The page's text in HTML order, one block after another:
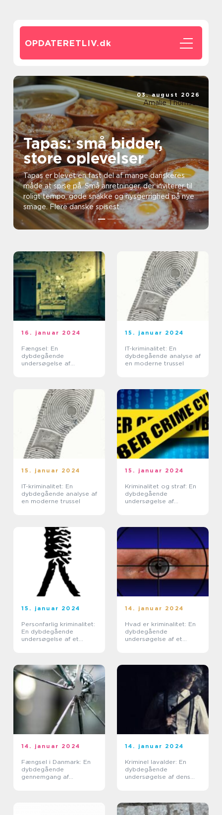
OPDATERETLIV.dk
Tapas: små bidder,
store oplevelser
Tapas er blevet en fast del af mange danskeres
måde at spise på. Små anretninger, der inviterer til
roligt tempo, gode snakke og nysgerrighed på nye
smage. Flere danske spisest...
03. august 2026
Amalie Thomsen
16. januar 2024
Fængsel: En
dybdegående
undersøgelse af
15. januar 2024
IT-kriminalitet: En
dybdegående analyse af
en moderne trussel
15. januar 2024
IT-kriminalitet: En
dybdegående analyse af
en moderne trussel
15. januar 2024
Kriminalitet og straf: En
dybdegående
undersøgelse af
15. januar 2024
Personfarlig kriminalitet:
En dybdegående
undersøgelse af et
14. januar 2024
Hvad er kriminalitet: En
dybdegående
undersøgelse af et
14. januar 2024
Fængsel i Danmark: En
dybdegående
gennemgang af
14. januar 2024
Kriminel lavalder: En
dybdegående
undersøgelse af dens